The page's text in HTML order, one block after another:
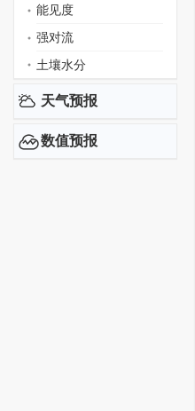
能见度
强对流
土壤水分
天气预报
数值预报